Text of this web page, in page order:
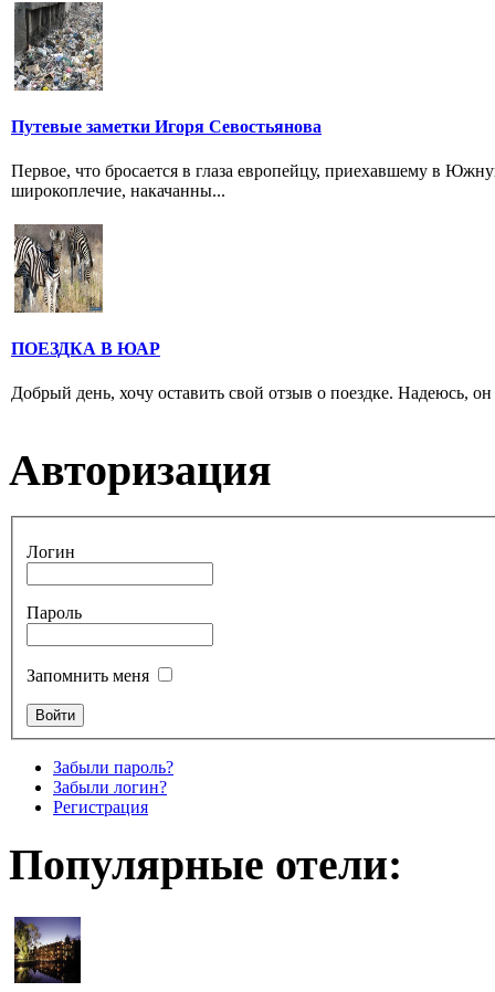
Путевые заметки Игоря Севостьянова
Первое, что бросается в глаза европейцу, приехавшему в
широкоплечие, накачанны...
ПОЕЗДКА В ЮАР
Добрый день, хочу оставить свой отзыв о поездке. Надеюсь,
Авторизация
Логин
Пароль
Запомнить меня
Забыли пароль?
Забыли логин?
Регистрация
Популярные отели: